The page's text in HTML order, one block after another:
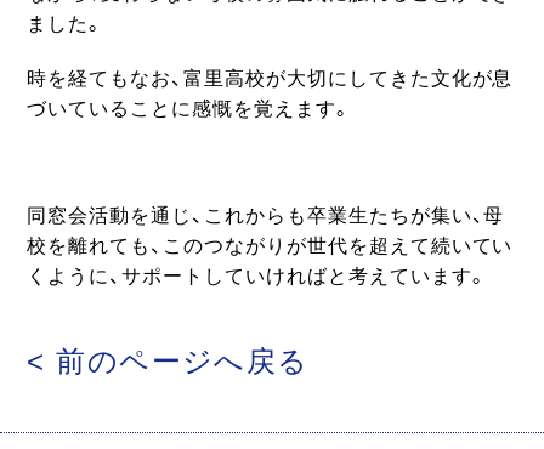
ました。
時を経てもなお、富里高校が大切にしてきた文化が息
づいていることに感慨を覚えます。
同窓会活動を通じ、これからも卒業生たちが集い、母
校を離れても、このつながりが世代を超えて続いてい
くように、サポートしていければと考えています。
< 前のページへ戻る